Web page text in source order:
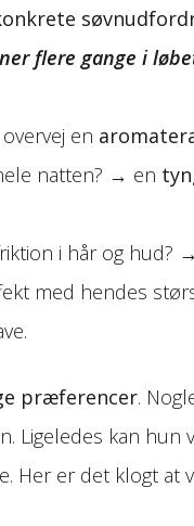
flere gange i
en
natten? → en
i hår og hud?
med hendes
præferencer.
Ligeledes kan hun
Her er det klogt at